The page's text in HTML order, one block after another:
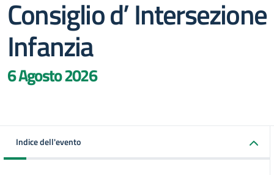
Consiglio d’ Intersezione
Infanzia
6 Agosto 2026
Indice dell'evento